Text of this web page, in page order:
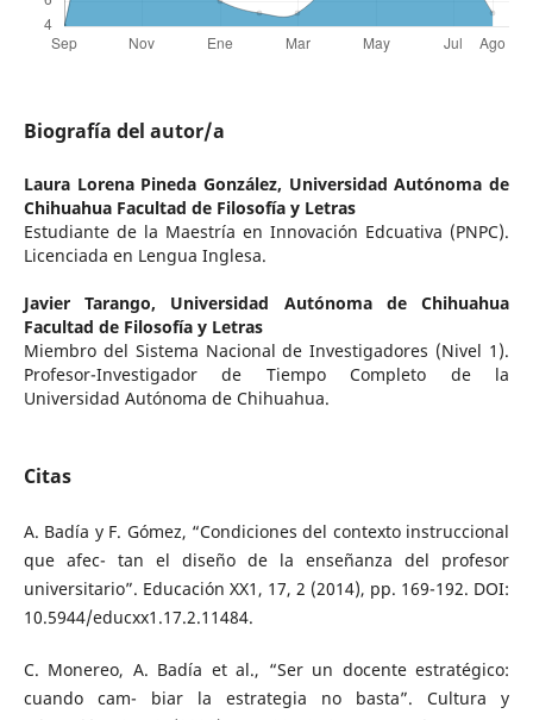
Biografía del autor/a
Laura Lorena Pineda González, Universidad Autónoma de
Chihuahua Facultad de Filosofía y Letras
Estudiante de la Maestría en Innovación Edcuativa (PNPC).
Licenciada en Lengua Inglesa.
Javier Tarango, Universidad Autónoma de Chihuahua
Facultad de Filosofía y Letras
Miembro del Sistema Nacional de Investigadores (Nivel 1).
Profesor-Investigador de Tiempo Completo de la
Universidad Autónoma de Chihuahua.
Citas
A. Badía y F. Gómez, “Condiciones del contexto instruccional
que afec- tan el diseño de la enseñanza del profesor
universitario”. Educación XX1, 17, 2 (2014), pp. 169-192. DOI:
10.5944/educxx1.17.2.11484.
C. Monereo, A. Badía et al., “Ser un docente estratégico:
cuando cam- biar la estrategia no basta”. Cultura y